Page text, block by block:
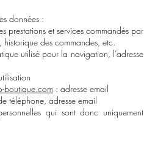
données :
prestations et services commandés par
historique des commandes, etc.
utilisé pour la navigation, l’adresse
: adresse email
téléphone, adresse email
qui sont donc uniquement